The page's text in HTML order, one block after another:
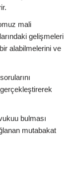
mali
gelişmeleri
alabilmelerini ve
bulması
mutabakat